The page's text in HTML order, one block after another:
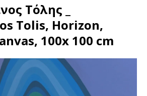
Τόλης _
Tolis, Horizon,
100x 100 cm